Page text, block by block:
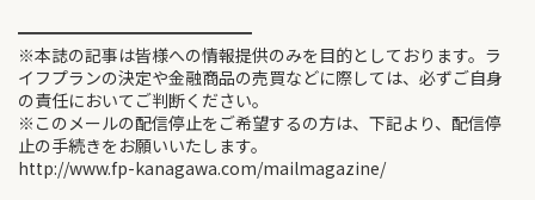
━━━━━━━━━━━━━━
※本誌の記事は皆様への情報提供のみを目的としております。ラ
イフプランの決定や金融商品の売買などに際しては、必ずご自身
の責任においてご判断ください。
※このメールの配信停止をご希望するの方は、下記より、配信停
止の手続きをお願いいたします。
http://www.fp-kanagawa.com/mailmagazine/